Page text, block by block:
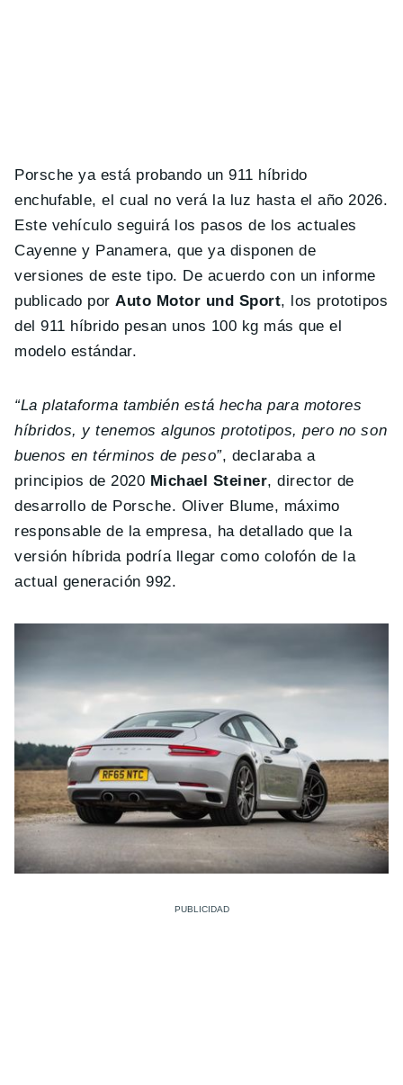
Porsche ya está probando un 911 híbrido
enchufable, el cual no verá la luz hasta el año 2026.
Este vehículo seguirá los pasos de los actuales
Cayenne y Panamera, que ya disponen de
versiones de este tipo. De acuerdo con un informe
publicado porAuto Motor und Sport, los prototipos
del 911 híbrido pesan unos 100 kg más que el
modelo estándar.
“La plataforma también está hecha para motores
híbridos, y tenemos algunos prototipos, pero no son
buenos en términos de peso”, declaraba a
principios de 2020 Michael Steiner, director de
desarrollo de Porsche. Oliver Blume, máximo
responsable de la empresa, ha detallado que la
versión híbrida podría llegar como colofón de la
actual generación 992.